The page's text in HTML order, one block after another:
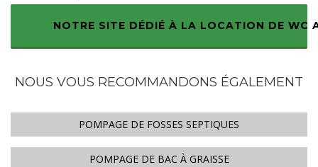
NOTRE SITE DÉDIÉ À LA LOCATION DE WC
NOUS VOUS RECOMMANDONS ÉGALEMENT
POMPAGE DE FOSSES SEPTIQUES
POMPAGE DE BAC À GRAISSE